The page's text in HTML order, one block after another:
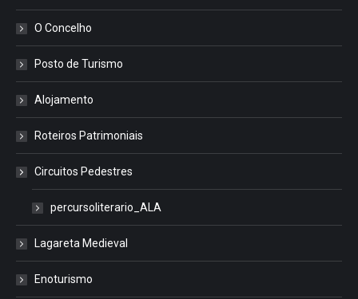
O Concelho
Posto de Turismo
Alojamento
Roteiros Patrimoniais
Circuitos Pedestres
percursoliterario_ALA
Lagareta Medieval
Enoturismo